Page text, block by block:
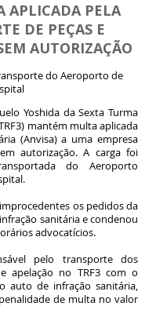
APLICADA PELA
DE PEÇAS E
AUTORIZAÇÃO
do Aeroporto de
Yoshida da Sexta Turma
mantém multa aplicada
(Anvisa) a uma empresa
autorização. A carga foi
do Aeroporto
os pedidos da
sanitária e condenou
advocatícios.
pelo transporte dos
apelação no TRF3 com o
auto de infração sanitária,
de multa no valor